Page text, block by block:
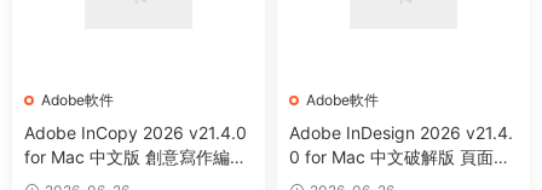
Adobe軟件
Adobe InCopy 2026 v21.4.0
for Mac 中文版 創意寫作編輯
軟件
Adobe軟件
Adobe InDesign 2026 v21.4.
0 for Mac 中文破解版 頁面設
計和布局軟件